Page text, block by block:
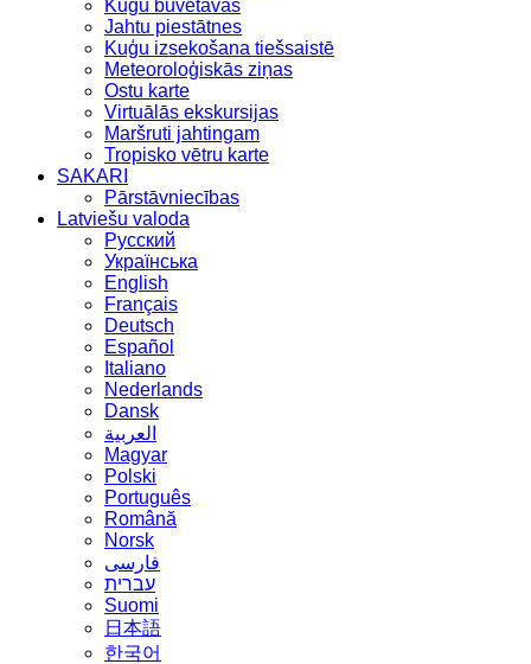
Kuģu būvētavas
Jahtu piestātnes
Kuģu izsekošana tiešsaistē
Meteoroloģiskās ziņas
Ostu karte
Virtuālās ekskursijas
Maršruti jahtingam
Tropisko vētru karte
SAKARI
Pārstāvniecības
Latviešu valoda
Русский
Українська
English
Français
Deutsch
Español
Italiano
Nederlands
Dansk
العربية
Magyar
Polski
Português
Română
Norsk
فارسی
עברית
Suomi
日本語
한국어